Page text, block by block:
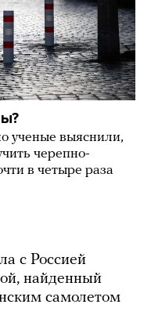
ученые выяснили,
черепно-
в четыре раза
с Россией
найденный
самолетом